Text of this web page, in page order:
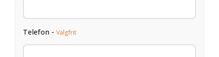
Telefon - Valgfrit